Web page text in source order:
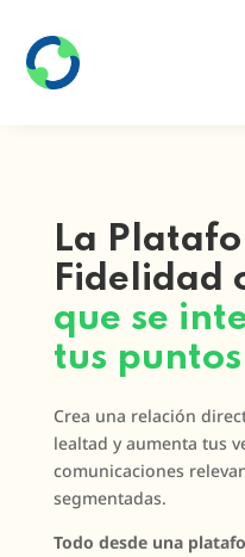
La
Fidelidad
que se
tus
Crea una relación
lealtad y aumenta tus
comunicaciones
segmentadas.
Todo desde una